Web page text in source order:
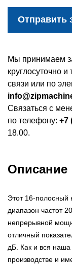
Отправить
Мы принимаем
круглосуточно
связи или по
Связаться с
по телефону: +7
18.00.
Описание
Этот 16-полосный
диапазон частот
непрерывной
отличный
дБ. Как и вся наша
производстве и